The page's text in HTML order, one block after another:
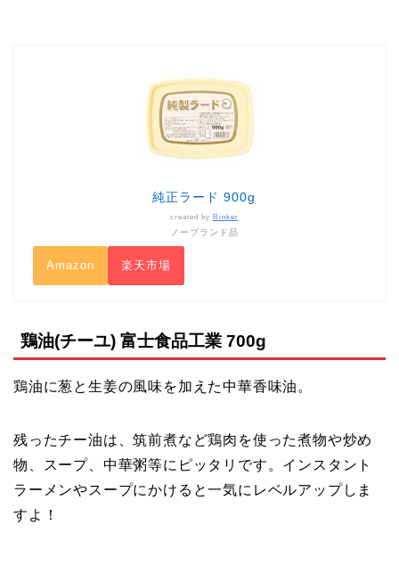
純正ラード 900g
created by Rinker
ノーブランド品
Amazon 楽天市場
鶏油(チーユ) 富士食品工業 700g
鶏油に葱と生姜の風味を加えた中華香味油。
残ったチー油は、筑前煮など鶏肉を使った煮物や炒め
物、スープ、中華粥等にピッタリです。インスタント
ラーメンやスープにかけると一気にレベルアップしま
すよ！